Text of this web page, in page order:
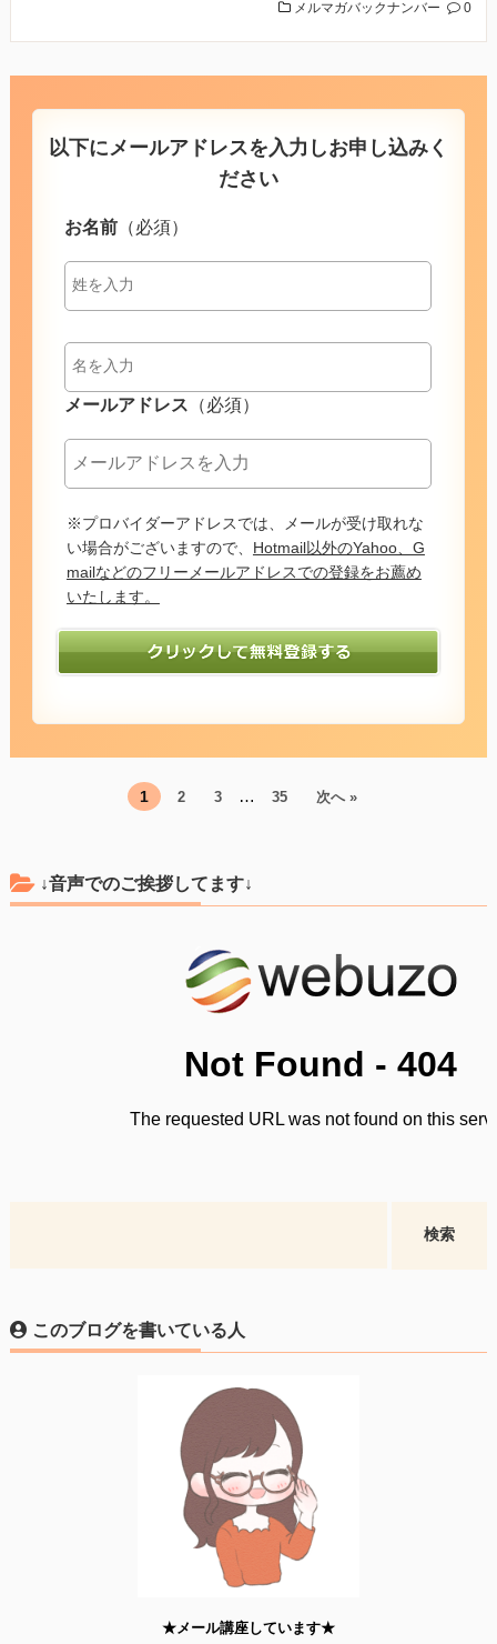
メルマガバックナンバー 0
以下にメールアドレスを入力しお申し込みく
ださい
お名前（必須）
メールアドレス （必須）
※プロバイダーアドレスでは、メールが受け取れな
い場合がございますので、 Hotmail以外のYahoo、G
mailなどのフリーメールアドレスでの登録をお薦め
いたします。
1 2 3 … 35 次へ »
↓音声でのご挨拶してます↓
このブログを書いている人
★メール講座しています★